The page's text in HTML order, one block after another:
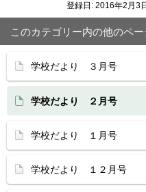
登録日: 2016年2月3日
このカテゴリー内の他のペー
学校だより ３月号
学校だより ２月号
学校だより １月号
学校だより １２月号